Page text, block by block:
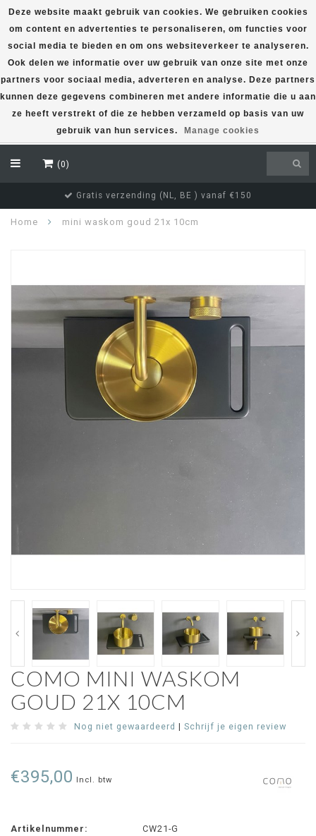
(0)
Gratis verzending (NL, BE ) vanaf €150
Home mini waskom goud 21x 10cm
COMO MINI WASKOM
GOUD 21X 10CM
Nog niet gewaardeerd | Schrijf je eigen review
€395,00 Incl. btw
Artikelnummer:
CW21-G
Deze website maakt gebruik van cookies. We gebruiken cookies
om content en advertenties te personaliseren, om functies voor
social media te bieden en om ons websiteverkeer te analyseren.
Ook delen we informatie over uw gebruik van onze site met onze
partners voor sociaal media, adverteren en analyse. Deze partners
kunnen deze gegevens combineren met andere informatie die u aan
ze heeft verstrekt of die ze hebben verzameld op basis van uw
gebruik van hun services.
Manage cookies